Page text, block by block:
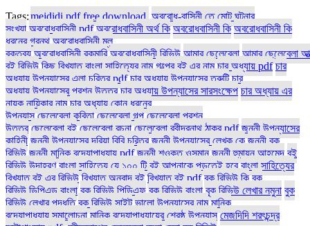
Tags:mejdidi pdf free download অবরোধ-বাসিনী তে মোট ঘটনার
সংখ্যা অবরোধবাসিনী pdf অবরোধবাসিনী অর্থ কি অবরোধবাসিনী কি অবরোধবাসিনী কি
ধরনের গ্রন্থ অবরোধবাসিনী মূল
বক্তব্য অবরোধবাসিনী রকমারি অবরোধবাসিনী রিভিউ আমার ছেলেবেলা আমার ছেলেবেলা
বই রিভিউ কিছু বিখ্যাত বাংলা সাহিত্যের নাম গল্পের বই এর নাম চার অধ্যায় pdf চার
অধ্যায় উপন্যাসের এলা চরিত্র pdf চার অধ্যায় উপন্যাসের ত্রুটি চার
অধ্যায় উপন্যাসের প্রশ্ন উত্তর চার অধ্যায় উপন্যাসের সারসংক্ষেপ চার অধ্যায় এর
নায়ক নায়িকার নাম চার অধ্যায় কোন ধরনের
উপন্যাস ছেলেবেলা কবিতা ছেলেবেলা গল্প ছেলেবেলা প্রশ্ন
উত্তর ছেলেবেলা বই ছেলেবেলা রচনা ছেলেবেলা রবীন্দ্রনাথ ঠাকুর pdf জননী উপন্যাসের
কাহিনী জননী উপন্যাসের দরিয়া বিবি চরিত্র জননী উপন্যাসের লেখক কে জননী বুক
রিভিউ জননী মানিক বন্দ্যোপাধ্যায় pdf জননী শওকত ওসমান জননী হুমায়ূন আহমেদ বই
রিভিউ উদাহরণ বাংলা সাহিত্যে যে ১০০ টি বই আপনাকে পড়তেই হবে বাংলা সাহিত্যের
বিখ্যাত বই এর রিভিউ বিখ্যাত অনুবাদ বই বিখ্যাত বই pdf বুক রিভিউ কি বুক
রিভিউ ডিপিএড বাংলা বুক রিভিউ পিডিএফ বুক রিভিউ বাংলা বুক রিভিউ লেখার নমুনা বুক
রিভিউ লেখার পদ্ধতি বুক রিভিউ সাইট ভালো উপন্যাসের নাম মানিক
বন্দ্যোপাধ্যায় সমালোচনা মানিক বন্দ্যোপাধ্যায়ের শ্রেষ্ঠ উপন্যাস মেজদিদি শরৎচন্দ্র